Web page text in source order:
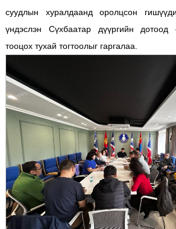
суудлын хуралдаанд оролцсон
үндэслэн Сүхбаатар дүүргийн дотоод
тооцох тухай тогтоолыг гаргалаа.